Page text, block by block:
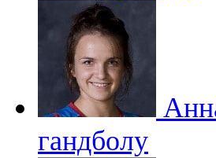
гандболу